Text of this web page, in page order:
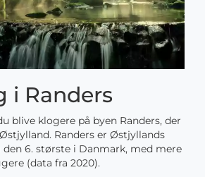
i Randers
blive klogere på byen Randers, der
Randers er Østjyllands
6. største i Danmark, med mere
(data fra 2020).